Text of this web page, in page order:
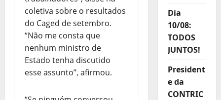
coletiva sobre o resultados
do Caged de setembro.
“Não me consta que
nenhum ministro de
Estado tenha discutido
esse assunto”, afirmou.
Dia
10/08:
TODOS
JUNTOS!
President
e da
CONTRIC